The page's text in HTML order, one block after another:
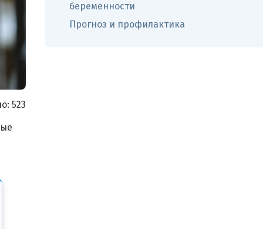
523
беременности
Прогноз и профилактика